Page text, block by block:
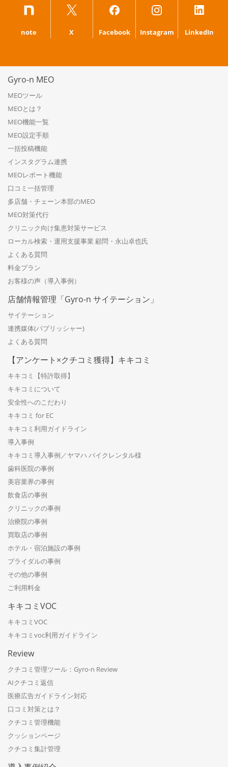
note X Facebook Instagram LinkedIn
Gyro-n MEO
MEOツール
MEOとは？
MEO機能一覧
MEO設定手順
一括投稿機能
インスタグラム連携
MEOレポート機能
口コミ一括管理
多店舗・チェーン本部のMEO
MEO対策代行
クリニック向け集患対策サービス
ローカル検索・運用支援事業 顧問・永山卓也氏
よくある質問
料金プラン
お客様の声（導入事例）
店舗情報管理「Gyro-n サイテーション」
サイテーション
連携媒体(パブリッシャー)
よくある質問
【アンケート×クチコミ獲得】キキコミ
キキコミ【特許取得】
キキコミについて
安全性へのこだわり
キキコミ for EC
キキコミ利用ガイドライン
導入事例
キキコミ導入事例／ヤマハ バイクレンタル様
歯科医院の事例
美容業界の事例
飲食店の事例
クリニックの事例
治療院の事例
買取店の事例
ホテル・宿泊施設の事例
ブライダルの事例
その他の事例
ご利用料金
キキコミVOC
キキコミVOC
キキコミvoc利用ガイドライン
Review
クチコミ管理ツール：Gyro-n Review
AIクチコミ返信
医療広告ガイドライン対応
口コミ対策とは？
クチコミ管理機能
クッションページ
クチコミ集計管理